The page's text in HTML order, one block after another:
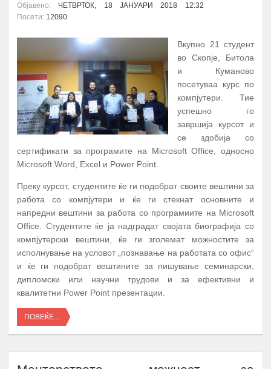
Објавено: ЧЕТВРТОК, 18 ЈАНУАРИ 2018 12:32
Посети: 12090
Вкупно 21 студент
во Скопје, Битола
и Куманово
посетуваа курс по
компјутери. Тие
успешно го
завршија курсот и
се здобија со
сертификати за програмите на Microsoft Office, односно
Microsoft Word, Excel и Power Point.
Преку курсот, студентите ќе ги подобрат своите вештини за
работа со компјутери и ќе ги стекнат основните и
напредни вештини за работа со програмиите на Microsoft
Office. Студентите ќе ја надградат својата биографија со
компјутерски вештини, ќе ги зголемат можностите за
исполнување на условот „познавање на работата со офис“
и ќе ги подобрат вештините за пишување семинарски,
дипломски или научни трудови и за ефективни и
квалитетни Power Point презентации.
ПОВЕЌЕ...